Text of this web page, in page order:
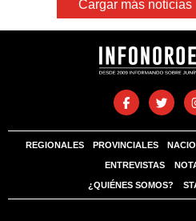
Cargar más noticias
REGIONALES PROVINCIALES
ENTREVISTAS
¿QUIÉNES SOMOS?